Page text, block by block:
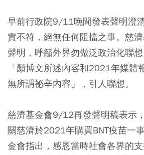
早前行政院9/11晚間發表聲明澄
實不符，絕無任何阻擋之事。慈
聲明，呼籲外界勿做泛政治化聯
「顏博文所述內容和2021年媒體
無所謂祕辛內容」，引人聯想。
慈濟基金會9/12再發聲明稿表示
關慈濟於2021年購買BNT疫苗一
金會指出，感恩當時社會各界的